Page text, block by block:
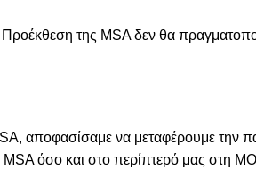
της MSA δεν θα
αποφασίσαμε να μεταφέρουμε την
MSA όσο και στο περίπτερό μας στη